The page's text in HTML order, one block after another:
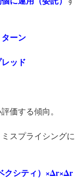
ーン
ッド
価する傾向。
ミスプライシングに
クシティ）×Δr×Δr